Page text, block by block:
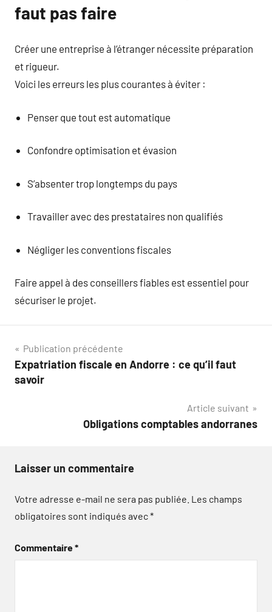
faut pas faire
Créer une entreprise à l’étranger nécessite préparation
et rigueur.
Voici les erreurs les plus courantes à éviter :
Penser que tout est automatique
Confondre optimisation et évasion
S’absenter trop longtemps du pays
Travailler avec des prestataires non qualifiés
Négliger les conventions fiscales
Faire appel à des conseillers fiables est essentiel pour
sécuriser le projet.
Navigation
de
Publication précédente
Expatriation fiscale en Andorre : ce qu’il faut
savoir
Article suivant
Obligations comptables andorranes
Laisser un commentaire
Votre adresse e-mail ne sera pas publiée. Les champs
obligatoires sont indiqués avec*
Commentaire*